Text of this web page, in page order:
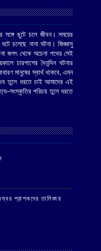
ছুটে চলে জীবন। সময়ের
চলেছে নানা ঘটনা। জিজ্ঞাসু
জগৎ থেকে অচেনা পথের সেই
চারপাশের দৈনন্দিন ঘটনার
মানুষের স্বার্থ থাকবে, এমন
তুলে ধরতে চাই আমাদের এই
পরিচয় তুলে ধরতে
প্রাপকদের তালিকায়